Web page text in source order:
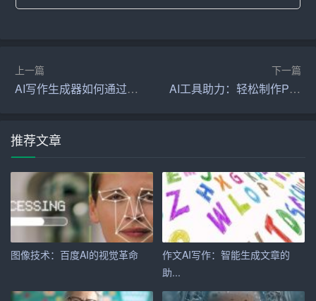
个人优势等。
三、如何让AI简历助你求职成功
能，突出自己的专业技能、实践经验和综合素质。
2. 注意简历美观：一份美观的简历能够给人留下深刻的印
象。在使用AI简历工具时，要注意简历的布局、颜色搭配
和字体选择，使简历更具吸引力。
3. 定制化简历：针对不同的求职岗位，可以利用AI简历工
具生成多份简历，突出自己在该岗位上的优势和特点。
4. 善于调整：根据求职反馈，不断调整和优化简历内容，
上一篇
AI写作生成器如何通过提示词生成产品使用手册？
下一篇
AI工具助力：轻松制作PPT
推荐文章
图像技术：百度AI的视觉革命
作文AI写作：智能生成文章的
助...